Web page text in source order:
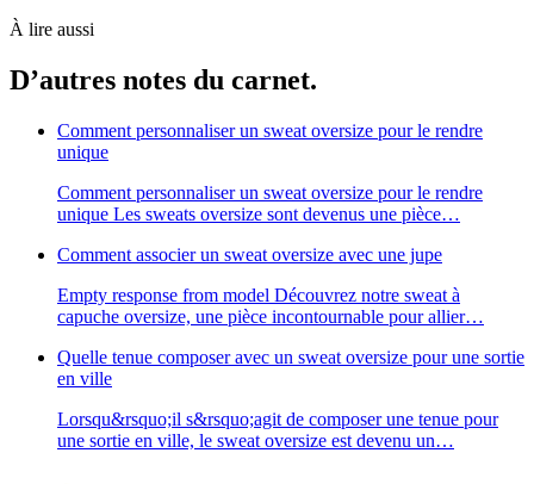
À lire aussi
D’autres notes du carnet.
Comment personnaliser un sweat oversize pour le rendre
unique
Comment personnaliser un sweat oversize pour le rendre
unique Les sweats oversize sont devenus une pièce…
Comment associer un sweat oversize avec une jupe
Empty response from model Découvrez notre sweat à
capuche oversize, une pièce incontournable pour allier…
Quelle tenue composer avec un sweat oversize pour une sortie
en ville
Lorsqu&rsquo;il s&rsquo;agit de composer une tenue pour
une sortie en ville, le sweat oversize est devenu un…